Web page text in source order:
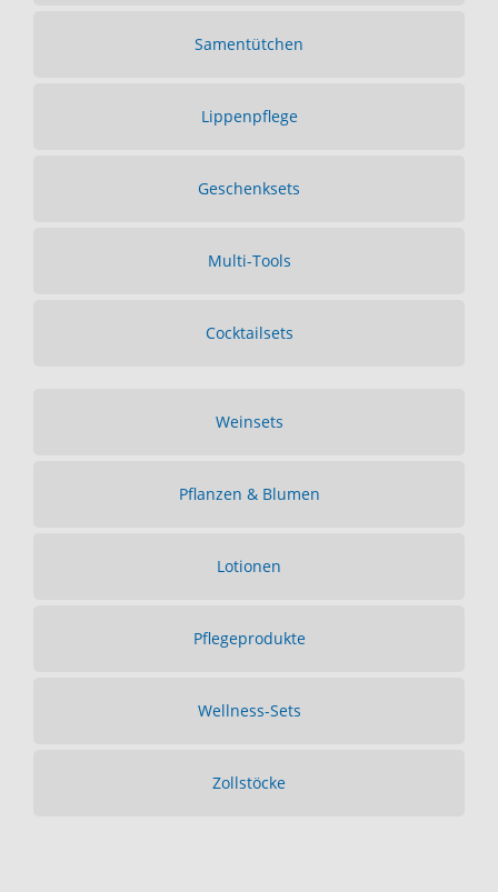
Samentütchen
Lippenpflege
Geschenksets
Multi-Tools
Cocktailsets
Weinsets
Pflanzen & Blumen
Lotionen
Pflegeprodukte
Wellness-Sets
Zollstöcke